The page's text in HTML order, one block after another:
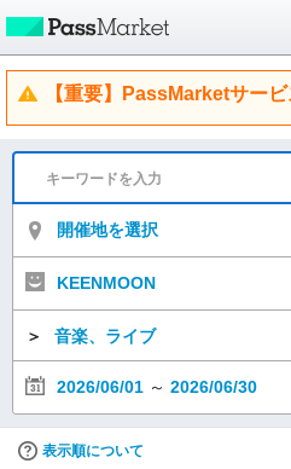
【重要】PassMarketサー
開催地を選択
KEENMOON
＞ 音楽、ライブ
2026/06/01 ～ 2026/06/30
表示順について